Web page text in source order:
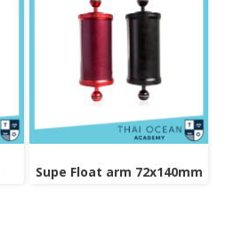
Supe Float arm 72x140mm